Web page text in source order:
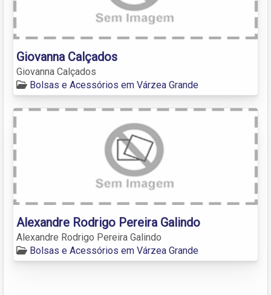
Giovanna Calçados
Giovanna Calçados
Bolsas e Acessórios em Várzea Grande
Alexandre Rodrigo Pereira Galindo
Alexandre Rodrigo Pereira Galindo
Bolsas e Acessórios em Várzea Grande